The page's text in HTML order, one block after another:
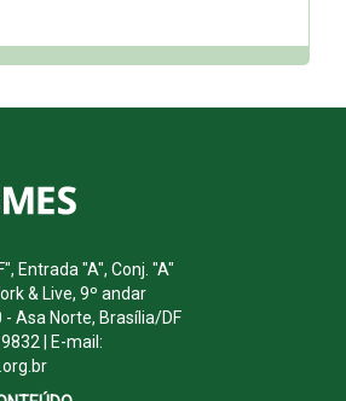
Entrada "A", Conj. "A"
& Live, 9º andar
- Asa Norte, Brasília/DF
| E-mail: